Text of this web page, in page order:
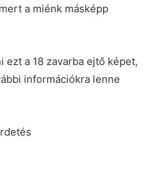
a miénk másképp
a 18 zavarba ejtő képet,
információkra lenne